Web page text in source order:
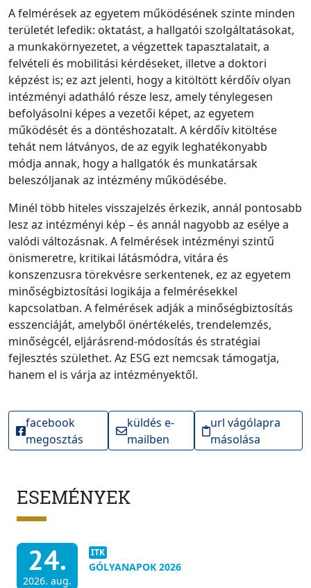
A felmérések az egyetem működésének szinte minden
területét lefedik: oktatást, a hallgatói szolgáltatásokat,
a munkakörnyezetet, a végzettek tapasztalatait, a
felvételi és mobilitási kérdéseket, illetve a doktori
képzést is; ez azt jelenti, hogy a kitöltött kérdőív olyan
intézményi adatháló része lesz, amely ténylegesen
befolyásolni képes a vezetői képet, az egyetem
működését és a döntéshozatalt. A kérdőív kitöltése
tehát nem látványos, de az egyik leghatékonyabb
módja annak, hogy a hallgatók és munkatársak
beleszóljanak az intézmény működésébe.
Minél több hiteles visszajelzés érkezik, annál pontosabb
lesz az intézményi kép – és annál nagyobb az esélye a
valódi változásnak. A felmérések intézményi szintű
önismeretre, kritikai látásmódra, vitára és
konszenzusra törekvésre serkentenek, ez az egyetem
minőségbiztosítási logikája a felmérésekkel
kapcsolatban. A felmérések adják a minőségbiztosítás
esszenciáját, amelyből önértékelés, trendelemzés,
minőségcél, eljárásrend-módosítás és stratégiai
fejlesztés születhet. Az ESG ezt nemcsak támogatja,
hanem el is várja az intézményektől.
facebook
megosztás
küldés e-
mailben
url vágólapra
másolása
ESEMÉNYEK
24.
2026. aug.
ITK
GÓLYANAPOK 2026